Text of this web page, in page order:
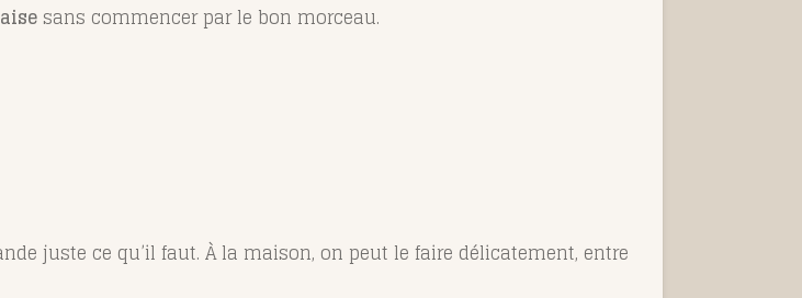
sans commencer par le bon morceau.
juste ce qu’il faut. À la maison, on peut le faire délicatement, entre